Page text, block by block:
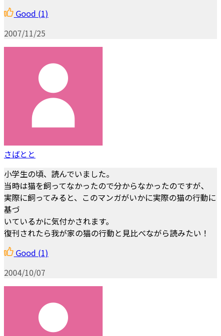
Good (1)
2007/11/25
さばとと
小学生の頃、読んでいました。
当時は猫を飼ってなかったので分からなかったのですが、
実際に飼ってみると、このマンガがいかに実際の猫の行動に
基づ
いているかに気付かされます。
復刊されたら我が家の猫の行動と見比べながら読みたい！
Good (1)
2004/10/07